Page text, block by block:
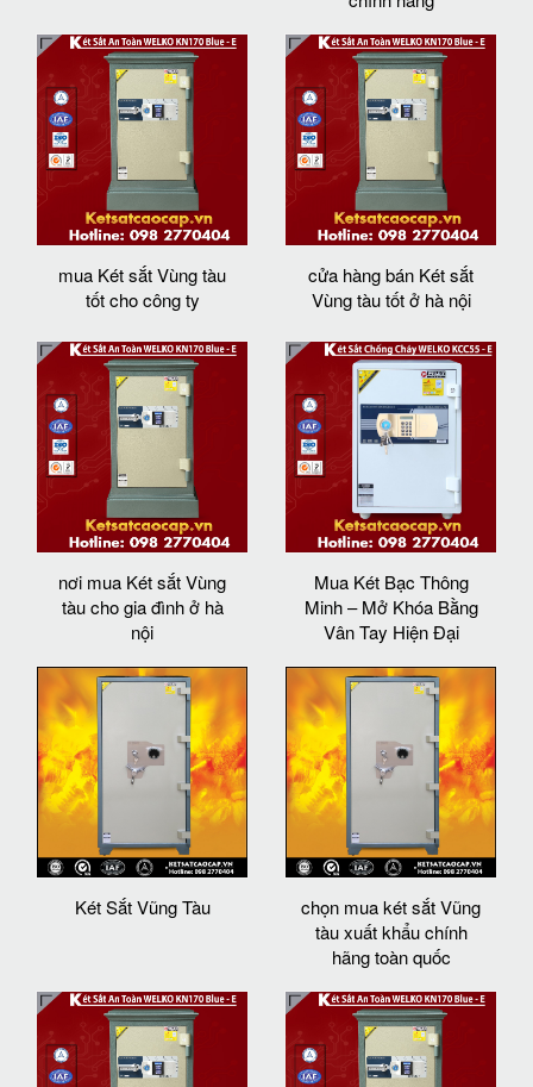
mua Két sắt Vùng tàu
tốt cho công ty
cửa hàng bán Két sắt
Vùng tàu tốt ở hà nội
nơi mua Két sắt Vùng
tàu cho gia đình ở hà
nội
Mua Két Bạc Thông
Minh – Mở Khóa Bằng
Vân Tay Hiện Đại
Két Sắt Vũng Tàu
chọn mua két sắt Vũng
tàu xuất khẩu chính
hãng toàn quốc